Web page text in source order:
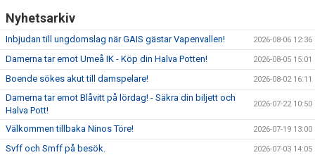
Nyhetsarkiv
Inbjudan till ungdomslag när GAIS gästar Vapenvallen! 2026-08-06 12:36
Damerna tar emot Umeå IK - Köp din Halva Potten! 2026-08-05 15:01
Boende sökes akut till damspelare! 2026-08-02 16:11
Damerna tar emot Blåvitt på lördag! - Säkra din biljett och
Halva Pott!
2026-07-22 10:50
Välkommen tillbaka Ninos Töre! 2026-07-19 13:00
Svff och Smff på besök. 2026-07-03 14:05